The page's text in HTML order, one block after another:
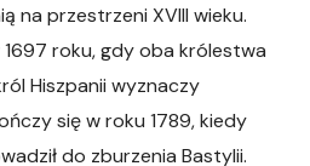
na przestrzeni XVIII wieku.
roku, gdy oba królestwa
Hiszpanii wyznaczy
się w roku 1789, kiedy
do zburzenia Bastylii.